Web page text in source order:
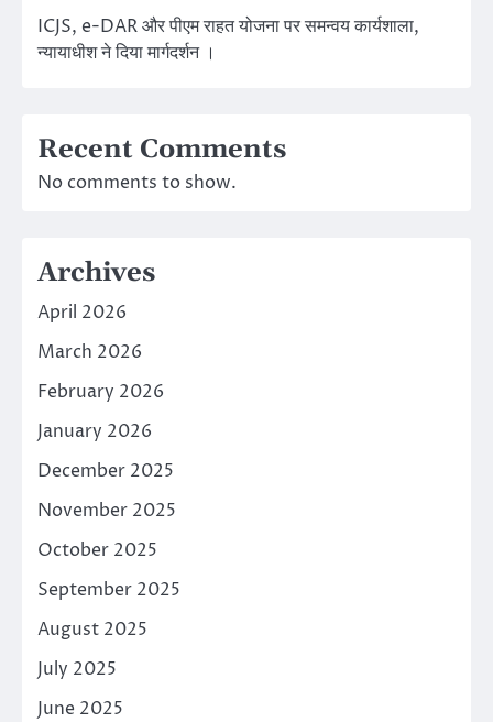
ICJS, e-DAR और पीएम राहत योजना पर समन्वय कार्यशाला,
न्यायाधीश ने दिया मार्गदर्शन ।
Recent Comments
No comments to show.
Archives
April 2026
March 2026
February 2026
January 2026
December 2025
November 2025
October 2025
September 2025
August 2025
July 2025
June 2025